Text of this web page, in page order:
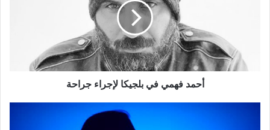
أحمد فهمي في بلجيكا لإجراء جراحة